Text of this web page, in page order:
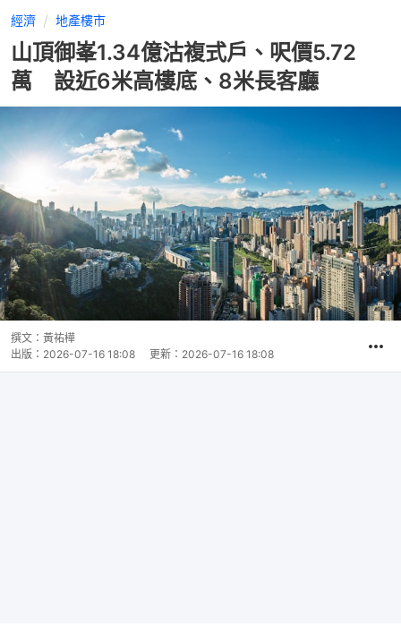
經濟 地產樓市
山頂御峯1.34億沽複式戶、呎價5.72
萬 設近6米高樓底、8米長客廳
撰文： 黃祐樺
出版： 2026-07-16 18:08 更新： 2026-07-16 18:08